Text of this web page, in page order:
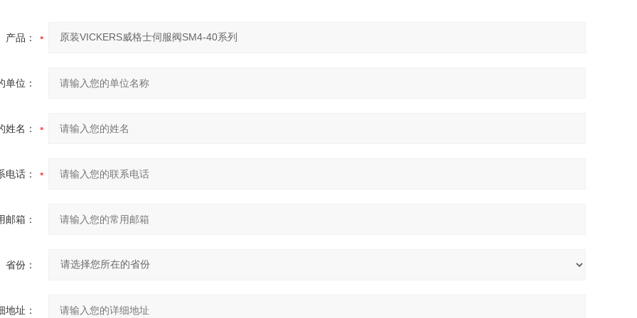
产品：
单位：
姓名：
电话：
邮箱：
省份：
地址：